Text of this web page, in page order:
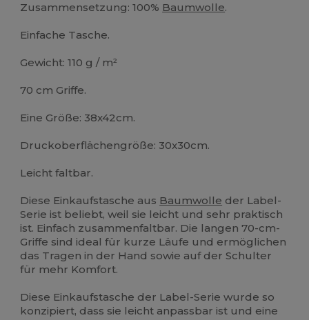
Zusammensetzung: 100% Baumwolle.
Einfache Tasche.
Gewicht: 110 g / m²
70 cm Griffe.
Eine Größe: 38x42cm.
Druckoberflächengröße: 30x30cm.
Leicht faltbar.
Diese Einkaufstasche aus Baumwolle der Label-
Serie ist beliebt, weil sie leicht und sehr praktisch
ist. Einfach zusammenfaltbar. Die langen 70-cm-
Griffe sind ideal für kurze Läufe und ermöglichen
das Tragen in der Hand sowie auf der Schulter
für mehr Komfort.
Diese Einkaufstasche der Label-Serie wurde so
konzipiert, dass sie leicht anpassbar ist und eine